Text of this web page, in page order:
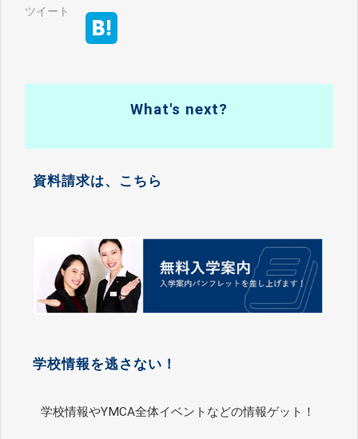
ツイート
What's next?
資料請求は、こちら
学校情報を逃さない！
学校情報やYMCA全体イベントなどの情報ゲット！